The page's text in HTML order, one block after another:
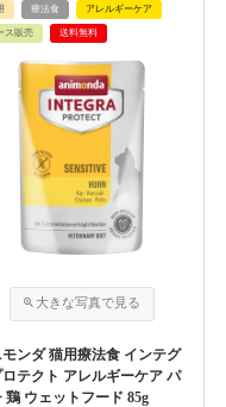
療法食 アレルギーケア
ス販売 送料無料
モンダ 猫用療法食 インテグ
ロテクト アレルギーケア パ
鶏 ウェットフード 85g